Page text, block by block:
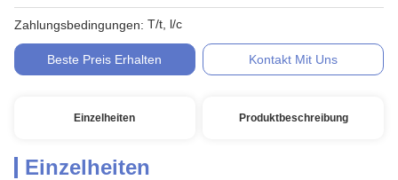
Zahlungsbedingungen: T/t, l/c
Beste Preis Erhalten Kontakt Mit Uns
Einzelheiten Produktbeschreibung
Einzelheiten